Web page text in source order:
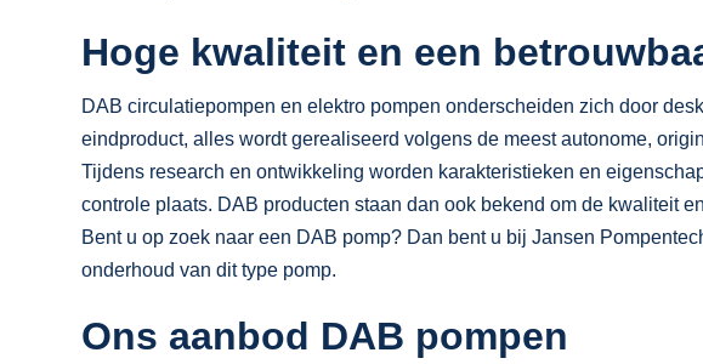
Hoge kwaliteit en een
DAB circulatiepompen en elektro pompen onderscheiden zich door
eindproduct, alles wordt gerealiseerd volgens de meest autonome,
Tijdens research en ontwikkeling worden karakteristieken en
controle plaats. DAB producten staan dan ook bekend om de kwaliteit
Bent u op zoek naar een DAB pomp? Dan bent u bij Jansen
onderhoud van dit type pomp.
Ons aanbod DAB pompen